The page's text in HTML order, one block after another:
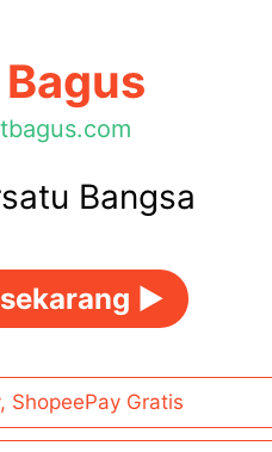
Bangsa
►
ShopeePay Gratis